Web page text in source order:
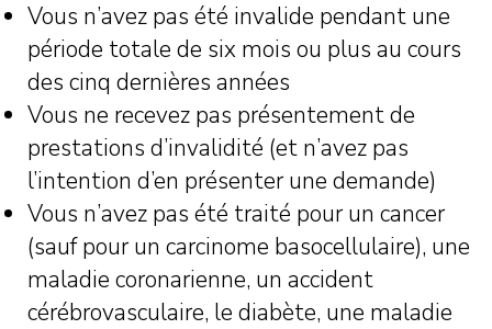
Vous n’avez pas été invalide pendant une
période totale de six mois ou plus au cours
des cinq dernières années
Vous ne recevez pas présentement de
prestations d’invalidité (et n’avez pas
l’intention d’en présenter une demande)
Vous n’avez pas été traité pour un cancer
(sauf pour un carcinome basocellulaire), une
maladie coronarienne, un accident
cérébrovasculaire, le diabète, une maladie